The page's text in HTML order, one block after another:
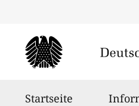
Startseite